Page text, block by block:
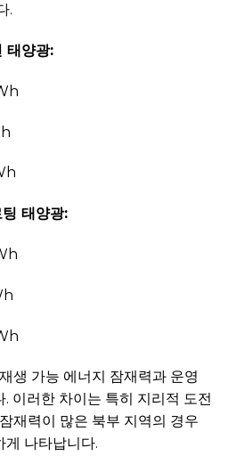
.
태양광:
태양광:
생 가능 에너지 잠재력과 운영
이러한 차이는 특히 지리적 도전
재력이 많은 북부 지역의 경우
게 나타납니다.